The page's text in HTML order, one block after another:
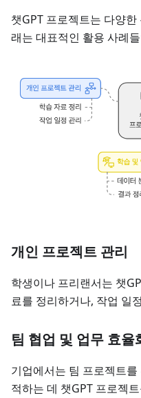
챗GPT 프로젝트는 다양
래는 대표적인 활용 사례
개인 프로젝트 관리
학생이나 프리랜서는 챗
료를 정리하거나, 작업 일
팀 협업 및 업무 효율
기업에서는 팀 프로젝트
적하는 데 챗GPT 프로젝